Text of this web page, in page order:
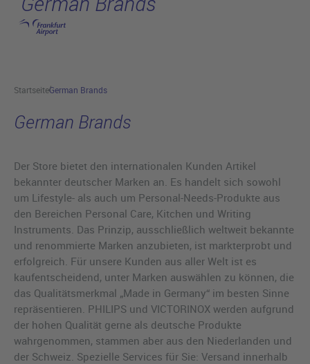
Hauptinhalt anspringen
StartseiteGerman Brands
German Brands
Der Store bietet den internationalen Kunden Artikel
bekannter deutscher Marken an. Es handelt sich sowohl
um Lifestyle- als auch um Personal-Needs-Produkte aus
den Bereichen Personal Care, Kitchen und Writing
Instruments. Das Prinzip, ausschließlich weltweit bekannte
und renommierte Marken anzubieten, ist markterprobt und
erfolgreich. Für unsere Kunden aus aller Welt ist es
kaufentscheidend, unter Marken auswählen zu können, die
das Qualitätsmerkmal „Made in Germany“ im besten Sinne
repräsentieren. PHILIPS und VICTORINOX werden aufgrund
der hohen Qualität gerne als deutsche Produkte
wahrgenommen, stammen aber aus den Niederlanden und
der Schweiz. Spezielle Services für Sie: Versand innerhalb